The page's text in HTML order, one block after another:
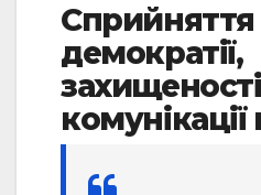
Сприйняття
демократії,
комунікації